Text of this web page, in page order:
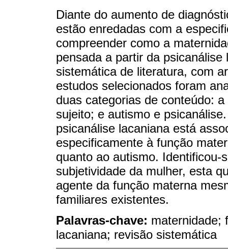
Diante do aumento de
estão enredadas com a
compreender como a
pensada a partir da
sistemática de literatura, com
estudos selecionados foram
duas categorias de conteúdo:
sujeito; e autismo e
psicanálise lacaniana está
especificamente à função
quanto ao autismo. Identificou-
subjetividade da mulher, esta
agente da função materna
familiares existentes.
Palavras-chave: maternidade;
lacaniana; revisão sistemática